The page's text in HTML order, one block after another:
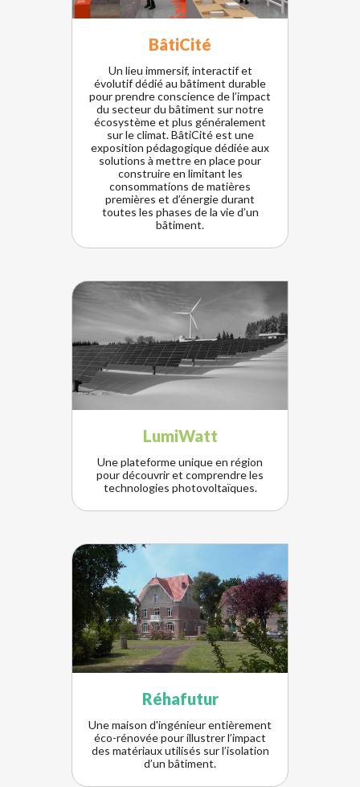
BâtiCité
Un lieu immersif, interactif et
évolutif dédié au bâtiment durable
pour prendre conscience de l’impact
du secteur du bâtiment sur notre
écosystème et plus généralement
sur le climat. BâtiCité est une
exposition pédagogique dédiée aux
solutions à mettre en place pour
construire en limitant les
consommations de matières
premières et d’énergie durant
toutes les phases de la vie d’un
bâtiment.
LumiWatt
Une plateforme unique en région
pour découvrir et comprendre les
technologies photovoltaïques.
Réhafutur
Une maison d'ingénieur entièrement
éco-rénovée pour illustrer l’impact
des matériaux utilisés sur l’isolation
d’un bâtiment.